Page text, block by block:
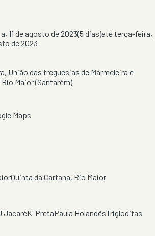
11 de agosto de 2023(5 dias)atéterça-feira,
de 2023
, União das freguesias de Marmeleira e
Rio Maior(Santarém)
Maps
Quinta da Cartana, Rio Maior
JacaréK' PretaPaula HolandêsTrigloditas